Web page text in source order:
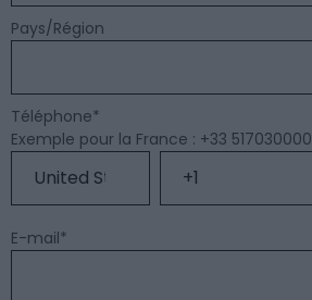
Pays/Région
Téléphone*
Exemple pour la France : +33 517030000
E-mail*